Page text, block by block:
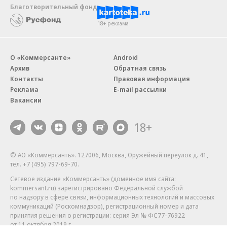
Благотворительный фонд
18+ реклама
О «Коммерсанте»
Архив
Контакты
Реклама
Вакансии
Android
Обратная связь
Правовая информация
E-mail рассылки
18+
© АО «Коммерсантъ». 127006, Москва, Оружейный переулок д. 41,
тел. +7 (495) 797-69-70.
Сетевое издание «Коммерсантъ» (доменное имя сайта:
kommersant.ru) зарегистрировано Федеральной службой
по надзору в сфере связи, информационных технологий и массовых
коммуникаций (Роскомнадзор), регистрационный номер и дата
принятия решения о регистрации: серия Эл № ФС77-76922
от 11 октября 2019 г.